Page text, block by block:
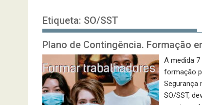
Etiqueta: SO/SST
Plano de Contingência. Formação
A medida 7
formação
Segurança
SO/SST,